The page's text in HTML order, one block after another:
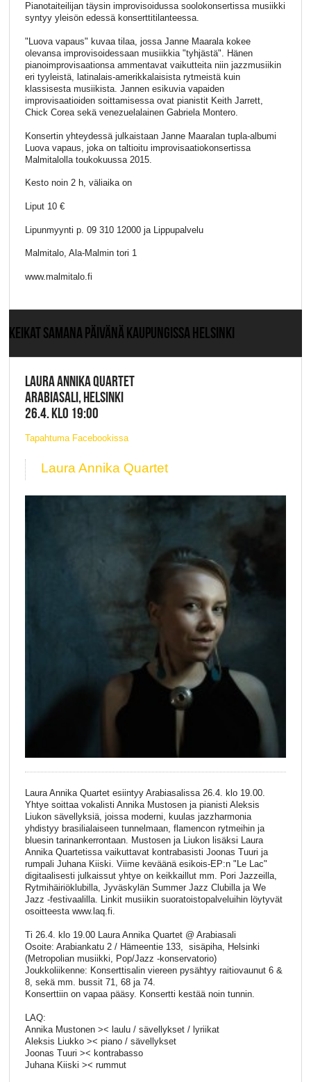
Pianotaiteilijan täysin improvisoidussa soolokonsertissa musiikki
syntyy yleisön edessä konserttitilanteessa.
"Luova vapaus" kuvaa tilaa, jossa Janne Maarala kokee
olevansa improvisoidessaan musiikkia "tyhjästä". Hänen
pianoimprovisaationsa ammentavat vaikutteita niin jazzmusiikin
eri tyyleistä, latinalais-amerikkalaisista rytmeistä kuin
klassisesta musiikista. Jannen esikuvia vapaiden
improvisaatioiden soittamisessa ovat pianistit Keith Jarrett,
Chick Corea sekä venezuelalainen Gabriela Montero.
Konsertin yhteydessä julkaistaan Janne Maaralan tupla-albumi
Luova vapaus, joka on taltioitu improvisaatiokonsertissa
Malmitalolla toukokuussa 2015.
Kesto noin 2 h, väliaika on
Liput 10 €
Lipunmyynti p. 09 310 12000 ja Lippupalvelu
Malmitalo, Ala-Malmin tori 1
www.malmitalo.fi
KEIKAT SAMANA PÄIVÄNÄ KAUPUNGISSA HELSINKI
LAURA ANNIKA QUARTET
ARABIASALI, HELSINKI
26.4. KLO 19:00
Tapahtuma Facebookissa
Laura Annika Quartet
Laura Annika Quartet esiintyy Arabiasalissa 26.4. klo 19.00.
Yhtye soittaa vokalisti Annika Mustosen ja pianisti Aleksis
Liukon sävellyksiä, joissa moderni, kuulas jazzharmonia
yhdistyy brasilialaiseen tunnelmaan, flamencon rytmeihin ja
bluesin tarinankerrontaan. Mustosen ja Liukon lisäksi Laura
Annika Quartetissa vaikuttavat kontrabasisti Joonas Tuuri ja
rumpali Juhana Kiiski. Viime keväänä esikois-EP:n "Le Lac"
digitaalisesti julkaissut yhtye on keikkaillut mm. Pori Jazzeilla,
Rytmihäiriöklubilla, Jyväskylän Summer Jazz Clubilla ja We
Jazz -festivaalilla. Linkit musiikin suoratoistopalveluihin löytyvät
osoitteesta www.laq.fi.
Ti 26.4. klo 19.00 Laura Annika Quartet @ Arabiasali
Osoite: Arabiankatu 2 / Hämeentie 133, sisäpiha, Helsinki
(Metropolian musiikki, Pop/Jazz -konservatorio)
Joukkoliikenne: Konserttisalin viereen pysähtyy raitiovaunut 6 &
8, sekä mm. bussit 71, 68 ja 74.
Konserttiin on vapaa pääsy. Konsertti kestää noin tunnin.
LAQ:
Annika Mustonen >< laulu / sävellykset / lyriikat
Aleksis Liukko >< piano / sävellykset
Joonas Tuuri >< kontrabasso
Juhana Kiiski >< rummut